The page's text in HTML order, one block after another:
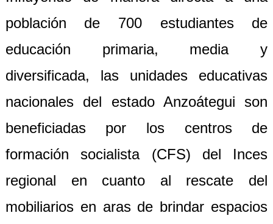
población de 700 estudiantes de
educación primaria, media y
diversificada, las unidades educativas
nacionales del estado Anzoátegui son
beneficiadas por los centros de
formación socialista (CFS) del Inces
regional en cuanto al rescate del
mobiliarios en aras de brindar espacios